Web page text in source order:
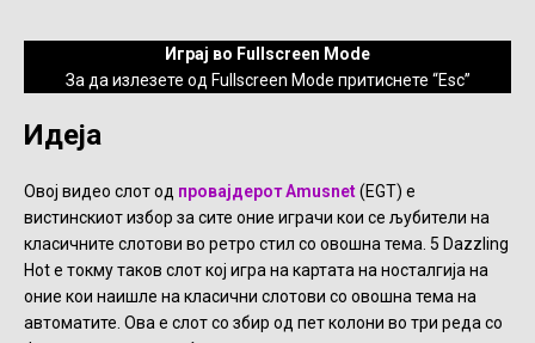
Играј во Fullscreen Mode
За да излезете од Fullscreen Mode притиснете “Esc”
Идеја
Овој видео слот од провајдерот Amusnet(EGT) е
вистинскиот избор за сите оние играчи кои се љубители на
класичните слотови во ретро стил со овошна тема. 5 Dazzling
Hot е токму таков слот кој игра на картата на носталгија на
оние кои наишле на класични слотови со овошна тема на
автоматите. Ова е слот со збир од пет колони во три реда со